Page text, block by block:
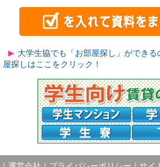
大学生協でも「お部屋探し」ができ
屋探しはここをクリック！